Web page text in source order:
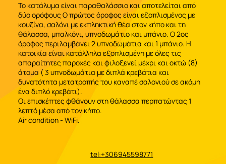
Το κατάλυμα είναι παραθαλάσσιο και αποτελείται από
δύο ορόφους Ο πρώτος όροφος είναι εξοπλισμένος με
κουζίνα, σαλόνι με εκπληκτική θέα στον κήπο και τη
θάλασσα, μπαλκόνι, υπνοδωμάτιο και μπάνιο. Ο 2ος
όροφος περιλαμβάνει 2 υπνοδωμάτια και 1 μπάνιο. Η
κατοικία είναι κατάλληλα εξοπλισμένη με όλες τις
απαραίτητες παροχές και φιλοξενεί μέχρι και οκτώ (8)
άτομα ( 3 υπνοδωμάτια με διπλά κρεβάτια και
δυνατότητα μετατροπής του καναπέ σαλονιού σε ακόμη
ένα διπλό κρεβάτι).
Οι επισκέπτες φθάνουν στη θάλασσα περπατώντας 1
λεπτό μέσα από τον κήπο.
Air condition - WiFi.
tel:+306945598771